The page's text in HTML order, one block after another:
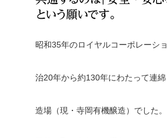
昭和35年のロイヤルコーポレーシ
治20年から約130年にわたって連
造場（現・寺岡有機醸造）でした。